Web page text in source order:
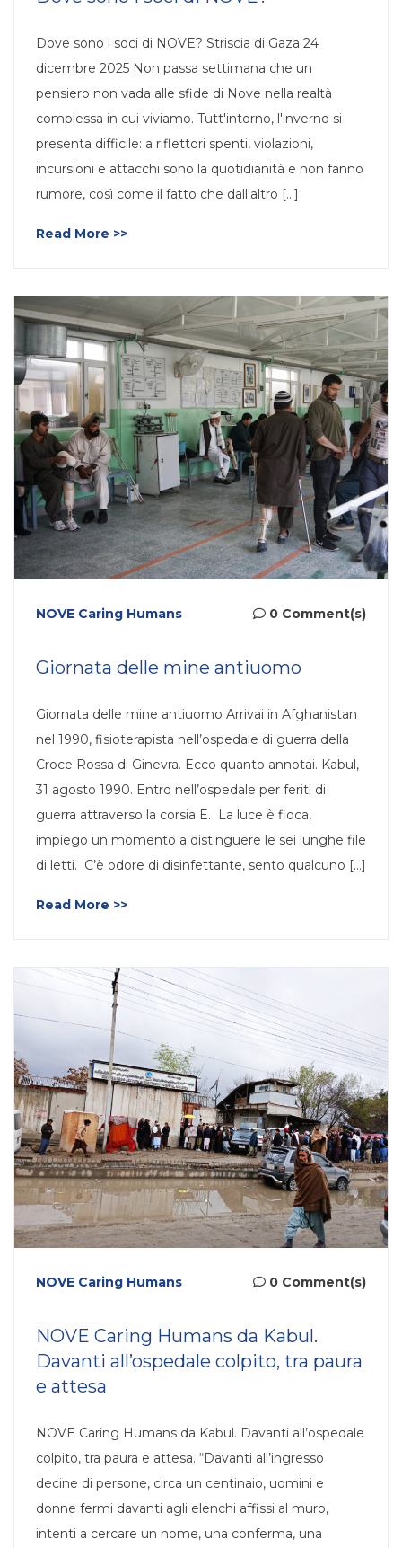
Dove sono i soci di NOVE? Striscia di Gaza 24
dicembre 2025 Non passa settimana che un
pensiero non vada alle sfide di Nove nella realtà
complessa in cui viviamo. Tutt'intorno, l'inverno si
presenta difficile: a riflettori spenti, violazioni,
incursioni e attacchi sono la quotidianità e non fanno
rumore, così come il fatto che dall'altro [...]
Read More >>
NOVE Caring Humans 0 Comment(s)
Giornata delle mine antiuomo
Giornata delle mine antiuomo Arrivai in Afghanistan
nel 1990, fisioterapista nell’ospedale di guerra della
Croce Rossa di Ginevra. Ecco quanto annotai. Kabul,
31 agosto 1990. Entro nell’ospedale per feriti di
guerra attraverso la corsia E. La luce è fioca,
impiego un momento a distinguere le sei lunghe file
di letti. C’è odore di disinfettante, sento qualcuno [...]
Read More >>
NOVE Caring Humans 0 Comment(s)
NOVE Caring Humans da Kabul.
Davanti all’ospedale colpito, tra paura
e attesa
NOVE Caring Humans da Kabul. Davanti all’ospedale
colpito, tra paura e attesa. “Davanti all’ingresso
decine di persone, circa un centinaio, uomini e
donne fermi davanti agli elenchi affissi al muro,
intenti a cercare un nome, una conferma, una